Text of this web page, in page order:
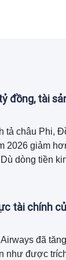
đồng, tài
tả châu Phi,
2026 giảm
dòng tiền
nợ và
tài chính
đã
như được